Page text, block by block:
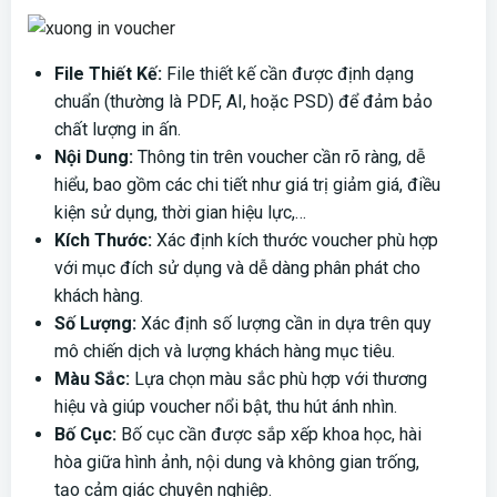
File Thiết Kế: File thiết kế cần được định dạng
chuẩn (thường là PDF, AI, hoặc PSD) để đảm bảo
chất lượng in ấn.
Nội Dung: Thông tin trên voucher cần rõ ràng, dễ
hiểu, bao gồm các chi tiết như giá trị giảm giá, điều
kiện sử dụng, thời gian hiệu lực,…
Kích Thước: Xác định kích thước voucher phù hợp
với mục đích sử dụng và dễ dàng phân phát cho
khách hàng.
Số Lượng: Xác định số lượng cần in dựa trên quy
mô chiến dịch và lượng khách hàng mục tiêu.
Màu Sắc: Lựa chọn màu sắc phù hợp với thương
hiệu và giúp voucher nổi bật, thu hút ánh nhìn.
Bố Cục: Bố cục cần được sắp xếp khoa học, hài
hòa giữa hình ảnh, nội dung và không gian trống,
tạo cảm giác chuyên nghiệp.